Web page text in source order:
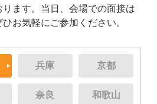
ます。当日、会場での面接は
お気軽にご参加ください。
兵庫 京都
奈良 和歌山